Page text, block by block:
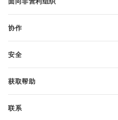
适用于教育人士
申请免费帐户
协作
翻译人员
安全
获取帮助
帮助中心
联系